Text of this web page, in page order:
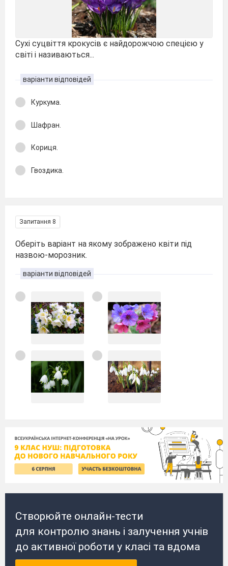
Сухі суцвіття крокусів є найдорожчою спецією у
світі і називаються...
варіанти відповідей
Куркума.
Шафран.
Кориця.
Гвоздика.
Запитання 8
Оберіть варіант на якому зображено квіти під
назвою-морозник.
варіанти відповідей
Створюйте онлайн-тести
для контролю знань і залучення учнів
до активної роботи у класі та вдома